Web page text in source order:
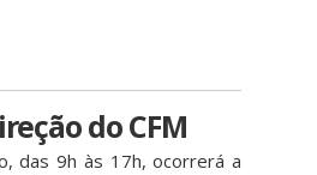
do CFM
das 9h às 17h, ocorrerá a